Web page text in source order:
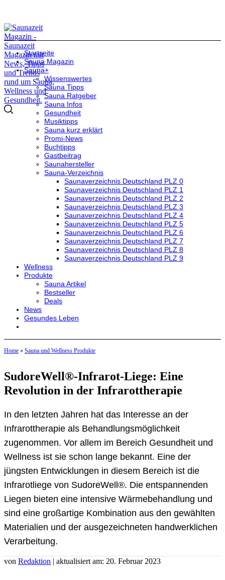
Startseite
Sauna Magazin
Sauna+
Wissenswertes
Sauna Tipps
Sauna Ratgeber
Sauna Infos
Gesundheit
Musiktipps
Sauna kurz erklärt
Promi-News
Buchtipps
Gastbeitrag
Saunahersteller
Sauna-Verzeichnis
Saunaverzeichnis Deutschland PLZ 0
Saunaverzeichnis Deutschland PLZ 1
Saunaverzeichnis Deutschland PLZ 2
Saunaverzeichnis Deutschland PLZ 3
Saunaverzeichnis Deutschland PLZ 4
Saunaverzeichnis Deutschland PLZ 5
Saunaverzeichnis Deutschland PLZ 6
Saunaverzeichnis Deutschland PLZ 7
Saunaverzeichnis Deutschland PLZ 8
Saunaverzeichnis Deutschland PLZ 9
Wellness
Produkte
Sauna Artikel
Bestseller
Deals
News
Gesundes Leben
Home » Sauna und Wellness Produkte
SudoreWell®-Infrarot-Liege: Eine
Revolution in der Infrarottherapie
In den letzten Jahren hat das Interesse an der
Infrarottherapie als Behandlungsmöglichkeit
zugenommen. Vor allem im Bereich Gesundheit und
Wellness ist sie schon lange bekannt. Eine der
jüngsten Entwicklungen in diesem Bereich ist die
Infrarotliege von SudoreWell®. Die entspannenden
Liegen bieten eine intensive Wärmebehandlung und
sind eine großartige Kombination aus den gewählten
Materialien und der ausgezeichneten handwerklichen
Verarbeitung.
von Redaktion | aktualisiert am: 20. Februar 2023